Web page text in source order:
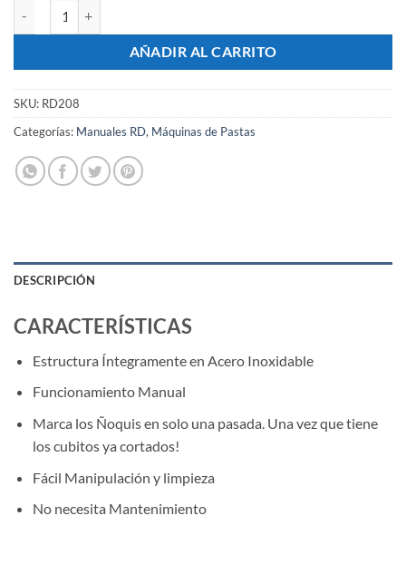
AÑADIR AL CARRITO
SKU: RD208
Categorías: Manuales RD, Máquinas de Pastas
DESCRIPCIÓN
CARACTERÍSTICAS
Estructura Íntegramente en Acero Inoxidable
Funcionamiento Manual
Marca los Ñoquis en solo una pasada. Una vez que tiene
los cubitos ya cortados!
Fácil Manipulación y limpieza
No necesita Mantenimiento